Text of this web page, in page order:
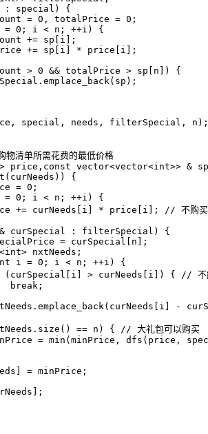
: special )
{
= 0 , totalPrice = 0 ;
= 0 ; i < n ; ++i )
{
+= sp [ i ];
+= sp [ i ] * price [ i ];
> 0 && totalPrice > sp [ n ])
{
. emplace_back ( sp );
, special , needs , filterSpecial , n );
> price , const vector<vector<int>> &
( curNeeds ))
{
= 0 ;
= 0 ; i < n ; ++i )
{
+= curNeeds [ i ] * price [ i ];
& curSpecial : filterSpecial )
{
= curSpecial [ n ];
<int> nxtNeeds ;
i = 0 ; i < n ; ++i )
{
( curSpecial [ i ] > curNeeds [ i ]) {
break ;
. emplace_back ( curNeeds [ i ] -
. size () == n ) {
= min (minPrice , dfs ( price ,
] = minPrice ;
];